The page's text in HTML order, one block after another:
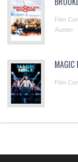
Film
Auster
MAGIC
Film